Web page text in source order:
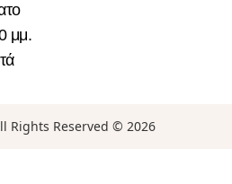
μμ.
Rights Reserved © 2026